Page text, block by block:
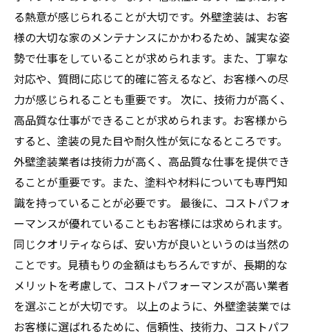
る熱意が感じられることが大切です。外壁塗装は、お客
様の大切な家のメンテナンスにかかわるため、誠実な姿
勢で仕事をしていることが求められます。また、丁寧な
対応や、質問に応じて的確に答えるなど、お客様への尽
力が感じられることも重要です。 次に、技術力が高く、
高品質な仕事ができることが求められます。お客様から
すると、塗装の見た目や耐久性が気になるところです。
外壁塗装業者は技術力が高く、高品質な仕事を提供でき
ることが重要です。また、塗料や材料についても専門知
識を持っていることが必要です。 最後に、コストパフォ
ーマンスが優れていることもお客様には求められます。
同じクオリティならば、安い方が良いというのは当然の
ことです。見積もりの金額はもちろんですが、長期的な
メリットを考慮して、コストパフォーマンスが高い業者
を選ぶことが大切です。 以上のように、外壁塗装業では
お客様に選ばれるために、信頼性、技術力、コストパフ